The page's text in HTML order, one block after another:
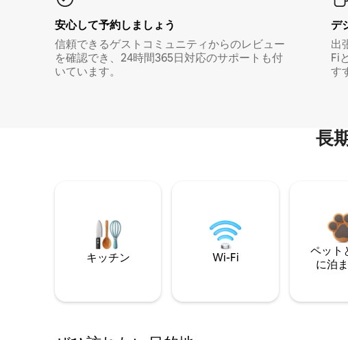
安心して予約しましょう
信頼できるゲストコミュニティからのレビュー
を確認でき、24時間365日対応のサポートも付
いています。
デ
出
Fi
す
長
キッチン Wi-Fi
ペット
に泊